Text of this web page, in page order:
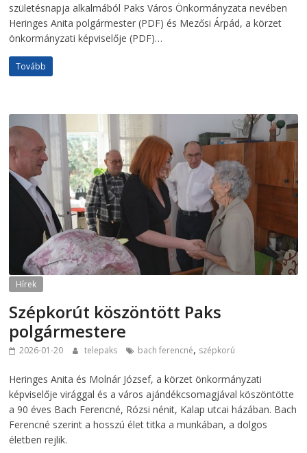
születésnapja alkalmából Paks Város Önkormányzata nevében
Heringes Anita polgármester (PDF) és Mezősi Árpád, a körzet
önkormányzati képviselője (PDF)…
Tovább
Hírek
Szépkorút köszöntött Paks
polgármestere
2026-01-20 telepaks bach ferencné, szépkorú
Heringes Anita és Molnár József, a körzet önkormányzati
képviselője virággal és a város ajándékcsomagjával köszöntötte
a 90 éves Bach Ferencné, Rózsi nénit, Kalap utcai házában. Bach
Ferencné szerint a hosszú élet titka a munkában, a dolgos
életben rejlik.